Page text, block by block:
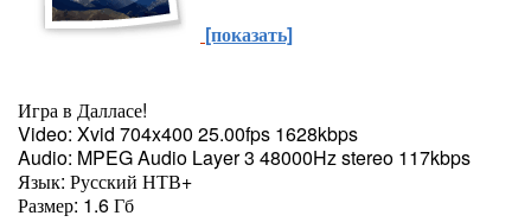
[показать]
Игра в Далласе!
Video: Xvid 704x400 25.00fps 1628kbps
Audio: MPEG Audio Layer 3 48000Hz stereo 117kbps
Язык: Русский НТВ+
Размер: 1.6 Гб